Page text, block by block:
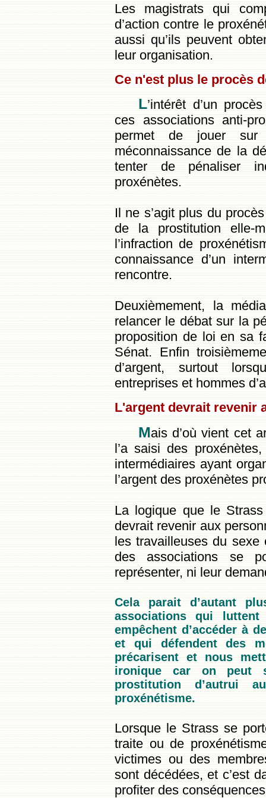
Les magistrats qui
d’action contre le
aussi qu’ils peuvent
leur organisation.
Ce n'est plus le procès
L’intérêt d’un
ces associations anti-
permet de jouer
méconnaissance de la
tenter de pénaliser
proxénètes.
Il ne s’agit plus du
de la prostitution elle-
l’infraction de
connaissance d’un
rencontre.
Deuxièmement, la
relancer le débat sur la
proposition de loi en sa
Sénat. Enfin
d’argent, surtout
entreprises et hommes
L'argent devrait revenir
Mais d’où vient cet
l’a saisi des
intermédiaires ayant
l’argent des proxénètes
La logique que le
devrait revenir aux
les travailleuses du sexe
des associations se
représenter, ni leur
Cela parait d’autant
associations qui
empêchent d’accéder à
et qui défendent des
précarisent et nous
ironique car on peut
prostitution
proxénétisme.
Lorsque le Strass se
traite ou de
victimes ou des
sont décédées, et c’est
profiter des